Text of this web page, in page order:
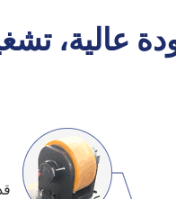
عالية،